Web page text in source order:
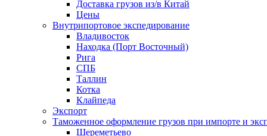
Доставка грузов из/в Китай
Цены
Внутрипортовое экспедирование
Владивосток
Находка (Порт Восточный)
Рига
СПБ
Таллин
Котка
Клайпеда
Экспорт
Таможенное оформление грузов при импорте и
Шереметьево